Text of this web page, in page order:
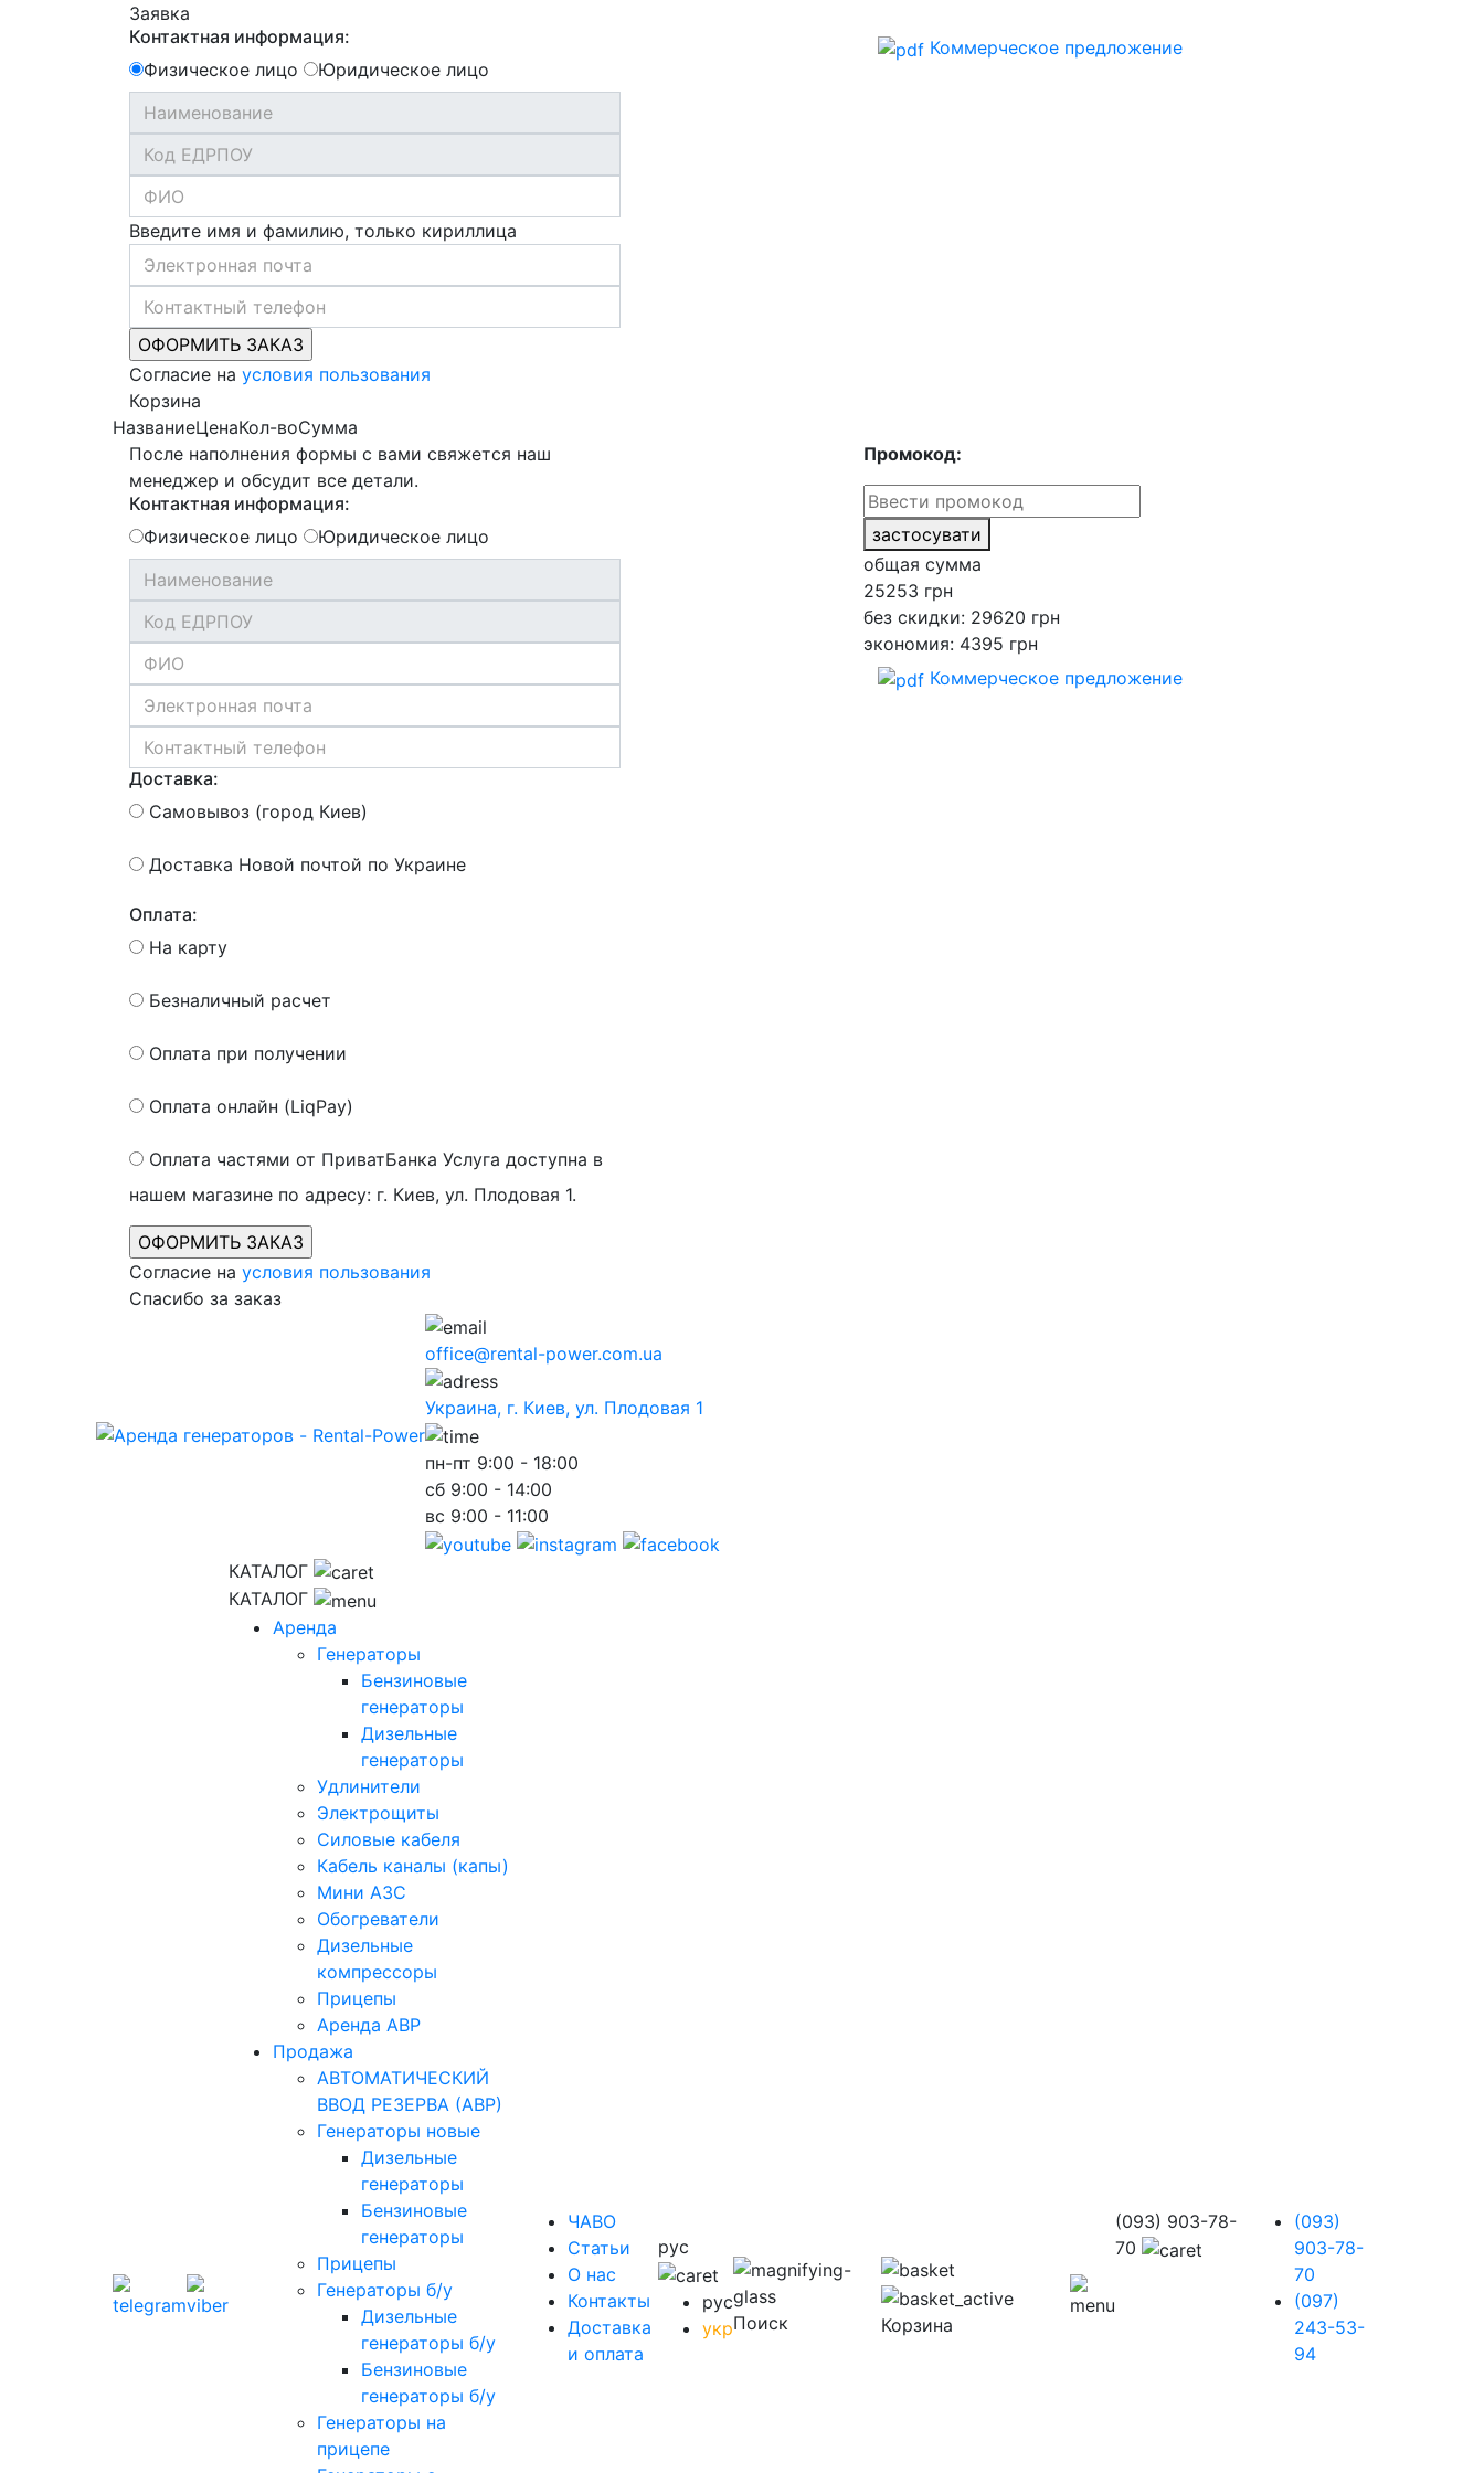
Заявка
Контактная информация:
Физическое лицо
Юридическое лицо
Введите имя и фамилию, только кириллица
Согласие на условия пользования
Коммерческое предложение
Корзина
НазваниеЦенаКол-воСумма
После наполнения формы с вами свяжется наш
менеджер и обсудит все детали.
Контактная информация:
Физическое лицо
Юридическое лицо
Доставка:
Самовывоз (город Киев)
Доставка Новой почтой по Украине
Оплата:
На карту
Безналичный расчет
Оплата при получении
Оплата онлайн (LiqPay)
Оплата частями от ПриватБанка Услуга доступна в
нашем магазине по адресу: г. Киев, ул. Плодовая 1.
Согласие на условия пользования
Промокод:
застосувати
общая сумма
25253 грн
без скидки: 29620 грн
экономия: 4395 грн
Коммерческое предложение
Спасибо за заказ
office@rental-power.com.ua
Украина, г. Киев, ул. Плодовая 1
пн-пт 9:00 - 18:00
сб 9:00 - 14:00
вс 9:00 - 11:00
КАТАЛОГ
КАТАЛОГ
Аренда
Генераторы
Бензиновые
генераторы
Дизельные
генераторы
Удлинители
Электрощиты
Силовые кабеля
Кабель каналы (капы)
Мини АЗС
Обогреватели
Дизельные
компрессоры
Прицепы
Аренда АВР
Продажа
АВТОМАТИЧЕСКИЙ
ВВОД РЕЗЕРВА (АВР)
Генераторы новые
Дизельные
генераторы
Бензиновые
генераторы
Прицепы
Генераторы б/у
Дизельные
генераторы б/у
Бензиновые
генераторы б/у
Генераторы на
прицепе
ЧАВО
Cтатьи
O нас
Контакты
Доставка
и оплата
рус
рус
укрПоиск Корзина
(093) 903-78-
70
(093)
903-78-
70
(097)
243-53-
94